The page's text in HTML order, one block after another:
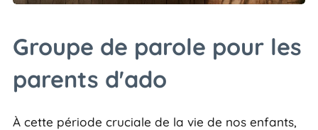
Groupe de parole pour les
parents d'ado
À cette période cruciale de la vie de nos enfants,